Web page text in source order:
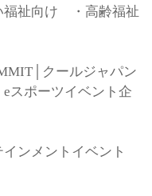
福祉向け ・高齢福祉
クールジャパン
eスポーツイベント企
ンメントイベント